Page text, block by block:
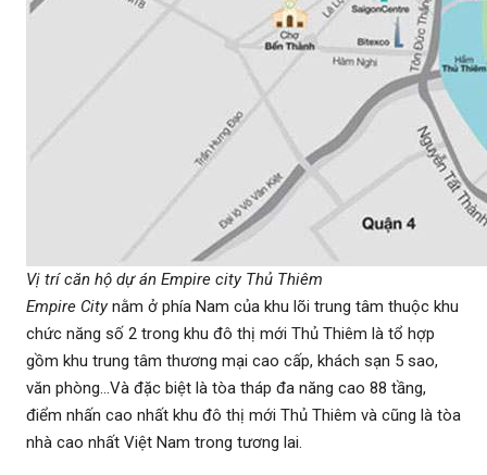
Vị trí căn hộ dự án Empire city Thủ Thiêm
Empire Citynằm ở phía Nam của khu lõi trung tâm thuộc khu
chức năng số 2 trong khu đô thị mới Thủ Thiêm là tổ hợp
gồm khu trung tâm thương mại cao cấp, khách sạn 5 sao,
văn phòng…Và đặc biệt là tòa tháp đa năng cao 88 tầng,
điểm nhấn cao nhất khu đô thị mới Thủ Thiêm và cũng là tòa
nhà cao nhất Việt Nam trong tương lai.